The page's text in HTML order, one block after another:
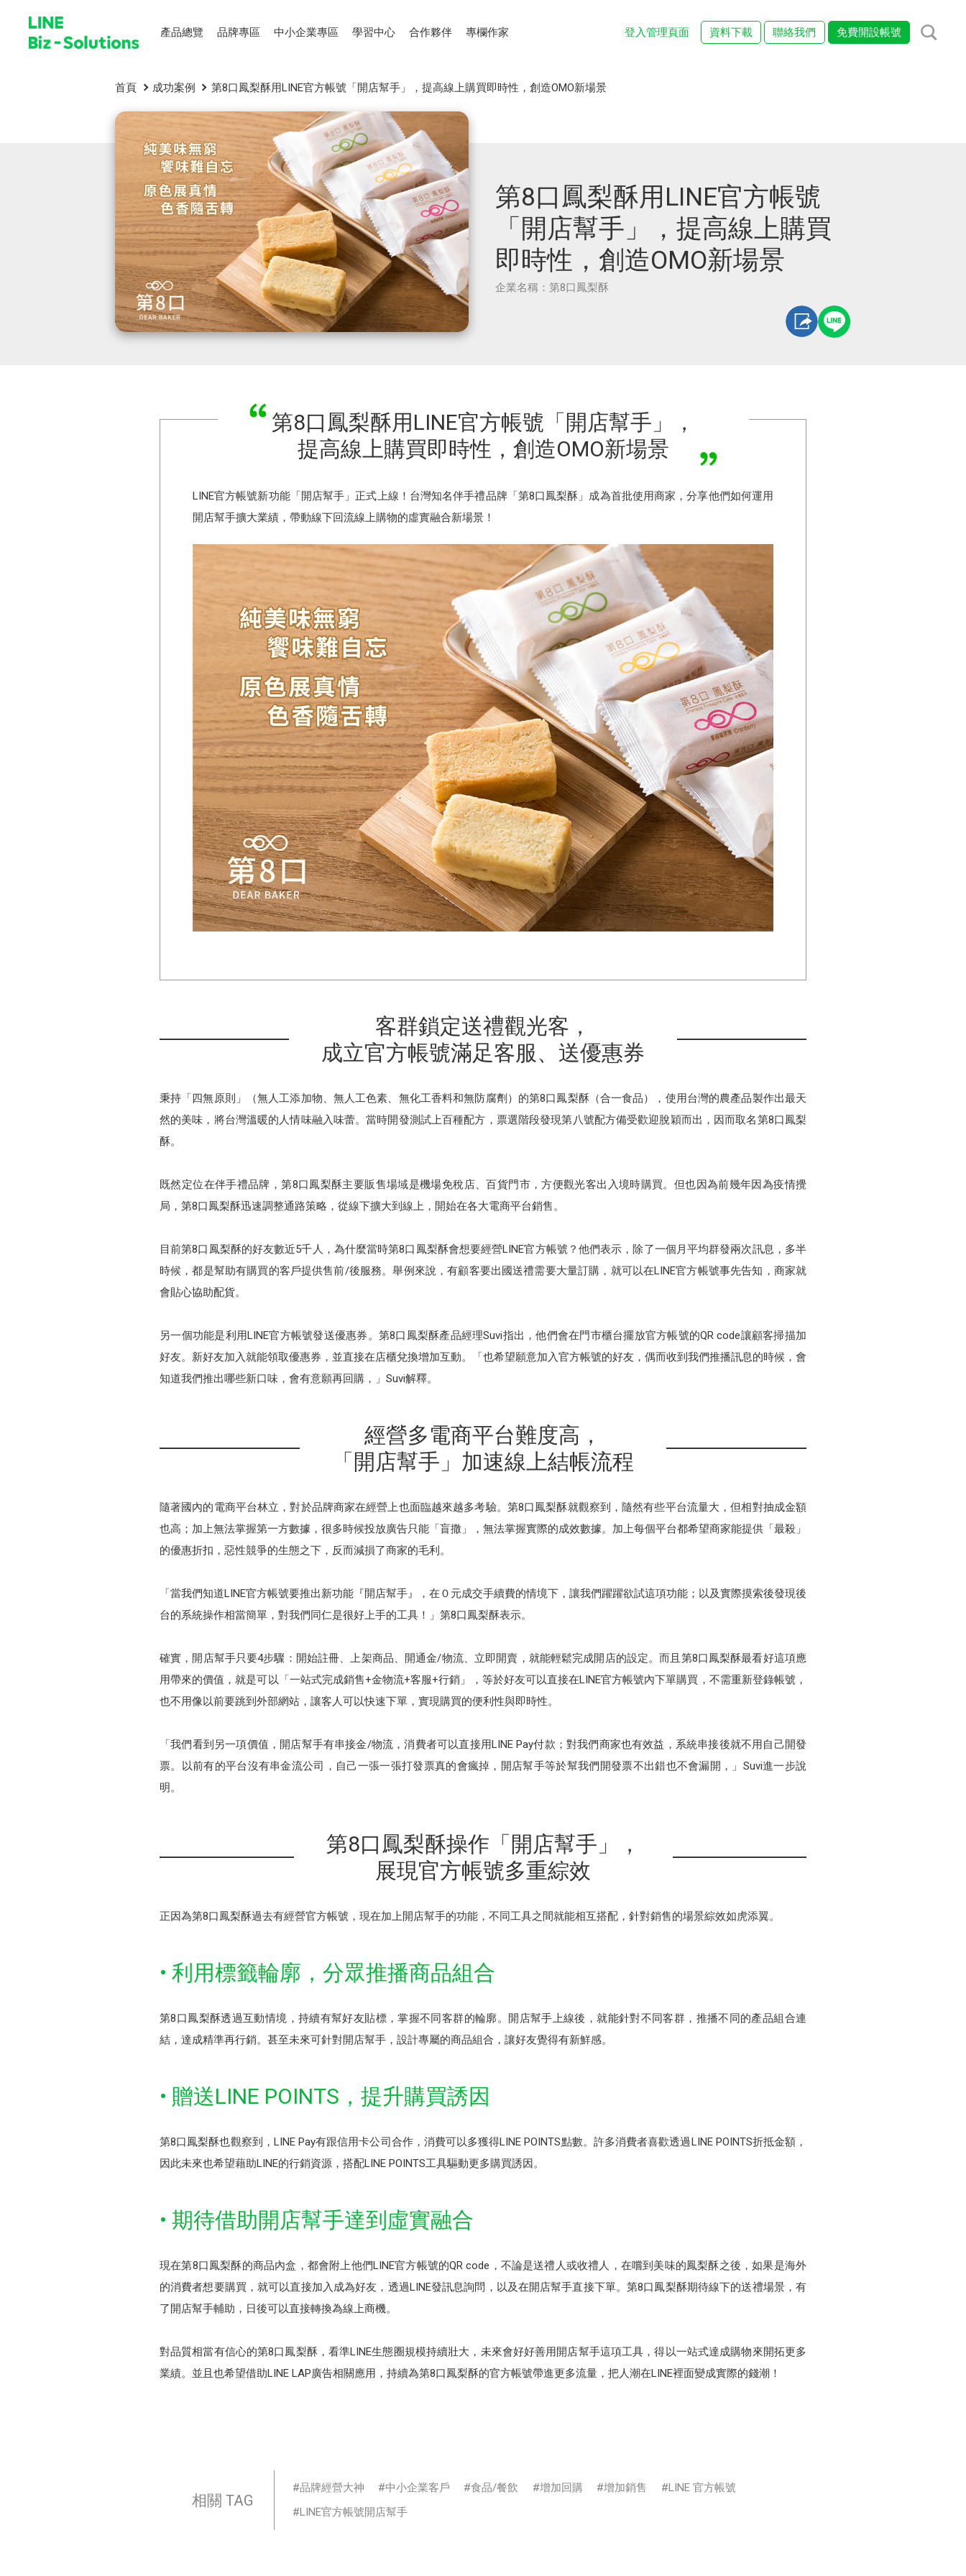
產品總覽 品牌專區 中小企業專區 學習中心 合作夥伴 專欄作家 登入管理頁面 資料下載 聯絡我們 免費開設帳號
首頁 成功案例 第8口鳳梨酥用LINE官方帳號「開店幫手」，提高線上購買即時性，創造OMO新場景
第8口鳳梨酥用LINE官方帳號
「開店幫手」，提高線上購買
即時性，創造OMO新場景
企業名稱：第8口鳳梨酥
第8口鳳梨酥用LINE官方帳號「開店幫手」，
提高線上購買即時性，創造OMO新場景
LINE官方帳號新功能「開店幫手」正式上線！台灣知名伴手禮品牌「第8口鳳梨酥」成為首批使用商家，分享他們如何運用
開店幫手擴大業績，帶動線下回流線上購物的虛實融合新場景！
客群鎖定送禮觀光客，
成立官方帳號滿足客服、送優惠券
秉持「四無原則」（無人工添加物、無人工色素、無化工香料和無防腐劑）的第8口鳳梨酥（合一食品），使用台灣的農產品製作出最天
然的美味，將台灣溫暖的人情味融入味蕾。當時開發測試上百種配方，票選階段發現第八號配方備受歡迎脫穎而出，因而取名第8口鳳梨
酥。
既然定位在伴手禮品牌，第8口鳳梨酥主要販售場域是機場免稅店、百貨門市，方便觀光客出入境時購買。但也因為前幾年因為疫情攪
局，第8口鳳梨酥迅速調整通路策略，從線下擴大到線上，開始在各大電商平台銷售。
目前第8口鳳梨酥的好友數近5千人，為什麼當時第8口鳳梨酥會想要經營LINE官方帳號？他們表示，除了一個月平均群發兩次訊息，多半
時候，都是幫助有購買的客戶提供售前/後服務。舉例來說，有顧客要出國送禮需要大量訂購，就可以在LINE官方帳號事先告知，商家就
會貼心協助配貨。
另一個功能是利用LINE官方帳號發送優惠券。第8口鳳梨酥產品經理Suvi指出，他們會在門市櫃台擺放官方帳號的QR code讓顧客掃描加
好友。新好友加入就能領取優惠券，並直接在店櫃兌換增加互動。「也希望願意加入官方帳號的好友，偶而收到我們推播訊息的時候，會
知道我們推出哪些新口味，會有意願再回購，」Suvi解釋。
經營多電商平台難度高，
「開店幫手」加速線上結帳流程
隨著國內的電商平台林立，對於品牌商家在經營上也面臨越來越多考驗。第8口鳳梨酥就觀察到，隨然有些平台流量大，但相對抽成金額
也高；加上無法掌握第一方數據，很多時候投放廣告只能「盲撒」，無法掌握實際的成效數據。加上每個平台都希望商家能提供「最殺」
的優惠折扣，惡性競爭的生態之下，反而減損了商家的毛利。
「當我們知道LINE官方帳號要推出新功能『開店幫手』，在０元成交手續費的情境下，讓我們躍躍欲試這項功能；以及實際摸索後發現後
台的系統操作相當簡單，對我們同仁是很好上手的工具！」第8口鳳梨酥表示。
確實，開店幫手只要4步驟：開始註冊、上架商品、開通金/物流、立即開賣，就能輕鬆完成開店的設定。而且第8口鳳梨酥最看好這項應
用帶來的價值，就是可以「一站式完成銷售+金物流+客服+行銷」，等於好友可以直接在LINE官方帳號內下單購買，不需重新登錄帳號，
也不用像以前要跳到外部網站，讓客人可以快速下單，實現購買的便利性與即時性。
「我們看到另一項價值，開店幫手有串接金/物流，消費者可以直接用LINE Pay付款；對我們商家也有效益，系統串接後就不用自己開發
票。以前有的平台沒有串金流公司，自己一張一張打發票真的會瘋掉，開店幫手等於幫我們開發票不出錯也不會漏開，」Suvi進一步說
明。
第8口鳳梨酥操作「開店幫手」，
展現官方帳號多重綜效
正因為第8口鳳梨酥過去有經營官方帳號，現在加上開店幫手的功能，不同工具之間就能相互搭配，針對銷售的場景綜效如虎添翼。
• 利用標籤輪廓，分眾推播商品組合
第8口鳳梨酥透過互動情境，持續有幫好友貼標，掌握不同客群的輪廓。開店幫手上線後，就能針對不同客群，推播不同的產品組合連
結，達成精準再行銷。甚至未來可針對開店幫手，設計專屬的商品組合，讓好友覺得有新鮮感。
• 贈送LINE POINTS，提升購買誘因
第8口鳳梨酥也觀察到，LINE Pay有跟信用卡公司合作，消費可以多獲得LINE POINTS點數。許多消費者喜歡透過LINE POINTS折抵金額，
因此未來也希望藉助LINE的行銷資源，搭配LINE POINTS工具驅動更多購買誘因。
• 期待借助開店幫手達到虛實融合
現在第8口鳳梨酥的商品內盒，都會附上他們LINE官方帳號的QR code，不論是送禮人或收禮人，在嚐到美味的鳳梨酥之後，如果是海外
的消費者想要購買，就可以直接加入成為好友，透過LINE發訊息詢問，以及在開店幫手直接下單。第8口鳳梨酥期待線下的送禮場景，有
了開店幫手輔助，日後可以直接轉換為線上商機。
對品質相當有信心的第8口鳳梨酥，看準LINE生態圈規模持續壯大，未來會好好善用開店幫手這項工具，得以一站式達成購物來開拓更多
業績。並且也希望借助LINE LAP廣告相關應用，持續為第8口鳳梨酥的官方帳號帶進更多流量，把人潮在LINE裡面變成實際的錢潮！
相關 TAG
品牌經營大神 中小企業客戶 食品/餐飲 增加回購 增加銷售
LINE 官方帳號
LINE官方帳號開店幫手